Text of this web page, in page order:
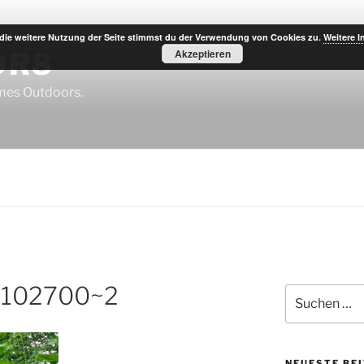
Outdoors.
nach:
weitere Nutzung der Seite stimmst du der Verwendung von Cookies zu. Weitere
Akzeptieren